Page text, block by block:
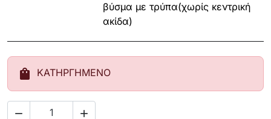
βύσμα με τρύπα(χωρίς κεντρική
ακίδα)
shopping_bag ΚΑΤΗΡΓΗΜΕΝΟ
 